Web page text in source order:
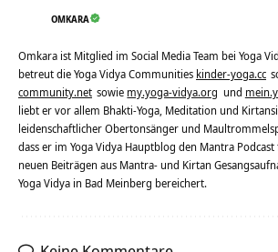
OMKARA
Omkara ist Mitglied im Social Media Team bei Yoga
betreut die Yoga Vidya Communities kinder-yoga.cc
community.net sowie my.yoga-vidya.org und
liebt er vor allem Bhakti-Yoga, Meditation und
leidenschaftlicher Obertonsänger und
dass er im Yoga Vidya Hauptblog den Mantra
neuen Beiträgen aus Mantra- und Kirtan
Yoga Vidya in Bad Meinberg bereichert.